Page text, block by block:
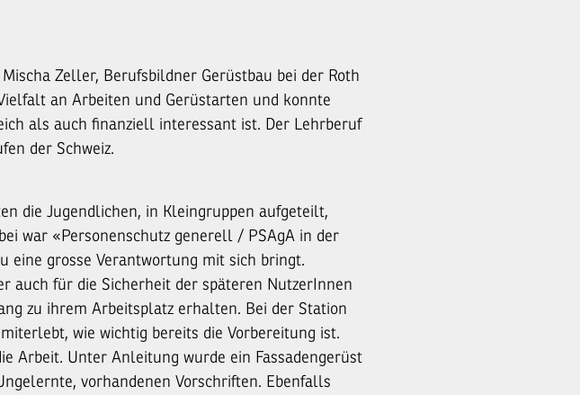
Zeller, Berufsbildner Gerüstbau bei der Roth
an Arbeiten und Gerüstarten und konnte
als auch finanziell interessant ist. Der Lehrberuf
der Schweiz.
die Jugendlichen, in Kleingruppen aufgeteilt,
war «Personenschutz generell / PSAgA in der
eine grosse Verantwortung mit sich bringt.
auch für die Sicherheit der späteren NutzerInnen
zu ihrem Arbeitsplatz erhalten. Bei der Station
wie wichtig bereits die Vorbereitung ist.
Arbeit. Unter Anleitung wurde ein Fassadengerüst
vorhandenen Vorschriften. Ebenfalls